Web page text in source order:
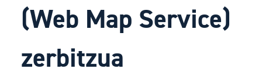
(Web Map Service)
zerbitzua